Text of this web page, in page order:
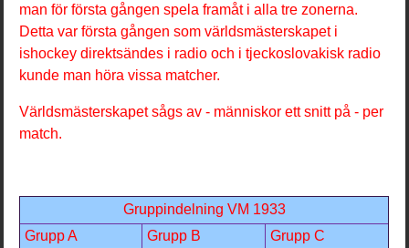
man för första gången spela framåt i alla tre zonerna.
Detta var första gången som världsmästerskapet i
ishockey direktsändes i radio och i tjeckoslovakisk radio
kunde man höra vissa matcher.
Världsmästerskapet sågs av - människor ett snitt på - per
match.
Gruppindelning VM 1933
Grupp A
Grupp B Grupp C